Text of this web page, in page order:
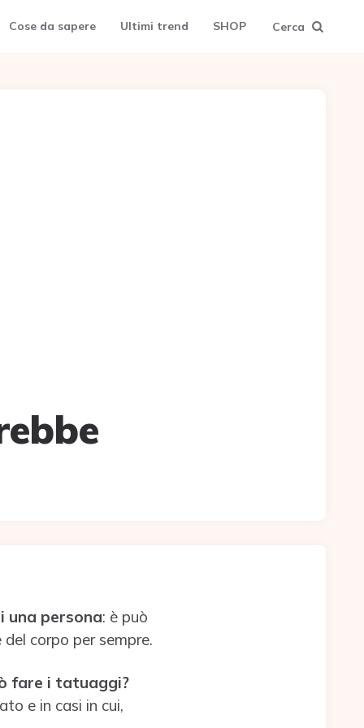
Cose da sapere Ultimi trend SHOP Cerca
una persona: è può
corpo per sempre.
fare i tatuaggi?
e in casi in cui,